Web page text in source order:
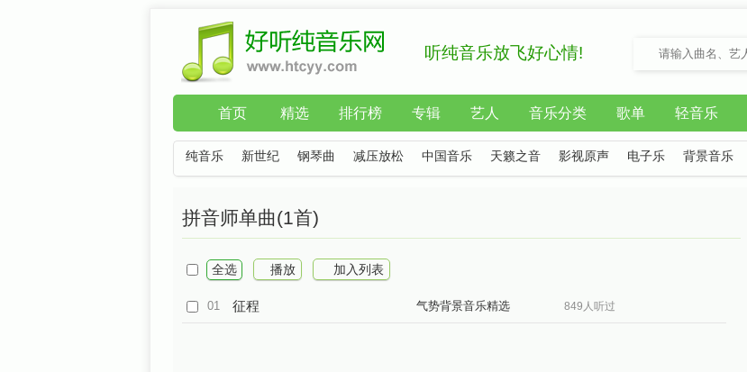
听纯音乐放飞好心情!
首页 精选 排行榜 专辑 艺人 音乐分类 歌单 轻音乐
纯音乐 新世纪 钢琴曲 减压放松 中国音乐 天籁之音 影视原声 电子乐 背景音乐
拼音师单曲(1首)
全选 播放 加入列表
01 征程 气势背景音乐精选 849人听过